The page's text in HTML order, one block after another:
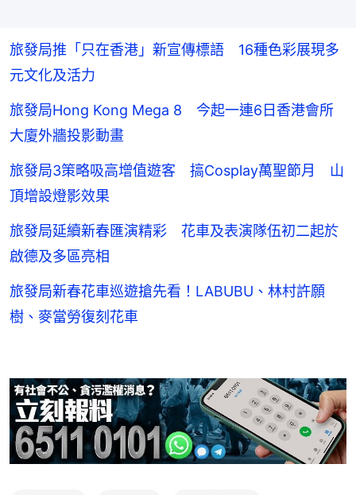
旅發局推「只在香港」新宣傳標語 16種色彩展現多
元文化及活力
旅發局Hong Kong Mega 8 今起一連6日香港會所
大廈外牆投影動畫
旅發局3策略吸高增值遊客 搞Cosplay萬聖節月 山
頂增設燈影效果
旅發局延續新春匯演精彩 花車及表演隊伍初二起於
啟德及多區亮相
旅發局新春花車巡遊搶先看！LABUBU、林村許願
樹、麥當勞復刻花車